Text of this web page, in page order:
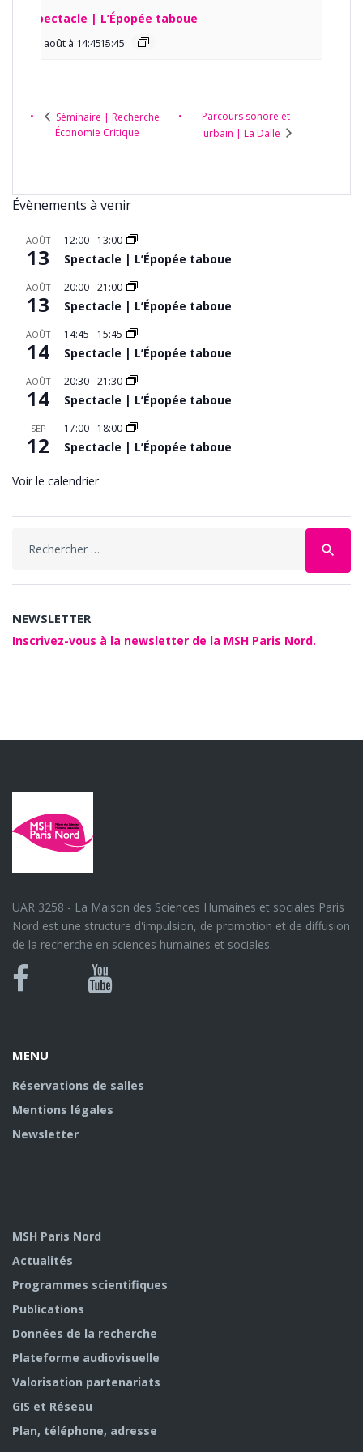
Spectacle | L’Épopée taboue
14 août à 14:45 -
15:45
Séminaire | Recherche
Économie Critique
Parcours sonore et
urbain | La Dalle
Évènements à venir
AOÛT
13
12:00- 13:00
Spectacle | L’Épopée taboue
AOÛT
13
20:00-21:00
Spectacle | L’Épopée taboue
AOÛT
14
14:45 - 15:45
Spectacle | L’Épopée taboue
AOÛT
14
20:30-21:30
Spectacle | L’Épopée taboue
SEP
12
17:00- 18:00
Spectacle | L’Épopée taboue
Voir le calendrier
search
NEWSLETTER
Inscrivez-vous à la newsletter de la MSH Paris Nord.
UAR 3258 - La Maison des Sciences Humaines et sociales Paris
Nord est une structure d'impulsion, de promotion et de diffusion
de la recherche en sciences humaines et sociales.
Bluesky
Canal
MENU
Réservations de salles
Mentions légales
Newsletter
MSH Paris Nord
Actualités
Programmes scientifiques
Publications
Données de la recherche
Plateforme audiovisuelle
Valorisation partenariats
GIS et Réseau
Plan, téléphone, adresse